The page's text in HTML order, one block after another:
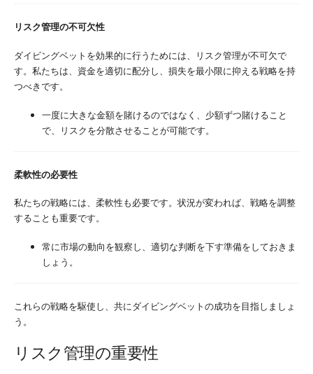
リスク管理の不可欠性
ダイビングベットを効果的に行うためには、リスク管理が不可欠で
す。私たちは、資金を適切に配分し、損失を最小限に抑える戦略を持
つべきです。
一度に大きな金額を賭けるのではなく、少額ずつ賭けること
で、リスクを分散させることが可能です。
柔軟性の必要性
私たちの戦略には、柔軟性も必要です。状況が変われば、戦略を調整
することも重要です。
常に市場の動向を観察し、適切な判断を下す準備をしておきま
しょう。
これらの戦略を駆使し、共にダイビングベットの成功を目指しましょ
う。
リスク管理の重要性